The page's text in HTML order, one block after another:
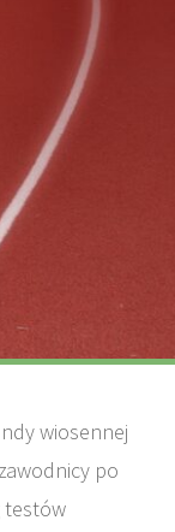
wiosennej
po
testów